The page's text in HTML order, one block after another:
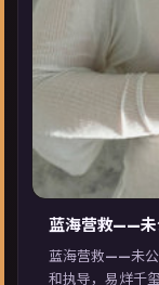
蓝海营救——未
蓝海营救——未公
和执导，易烊千